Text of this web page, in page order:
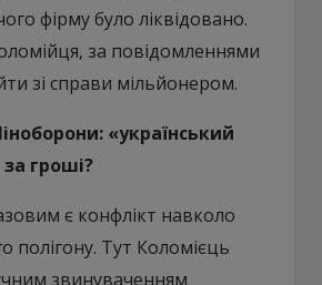
фірму було ліквідовано.
за повідомленнями
зі справи мільйонером.
«український
гроші?
є конфлікт навколо
полігону. Тут Коломієць
звинуваченням